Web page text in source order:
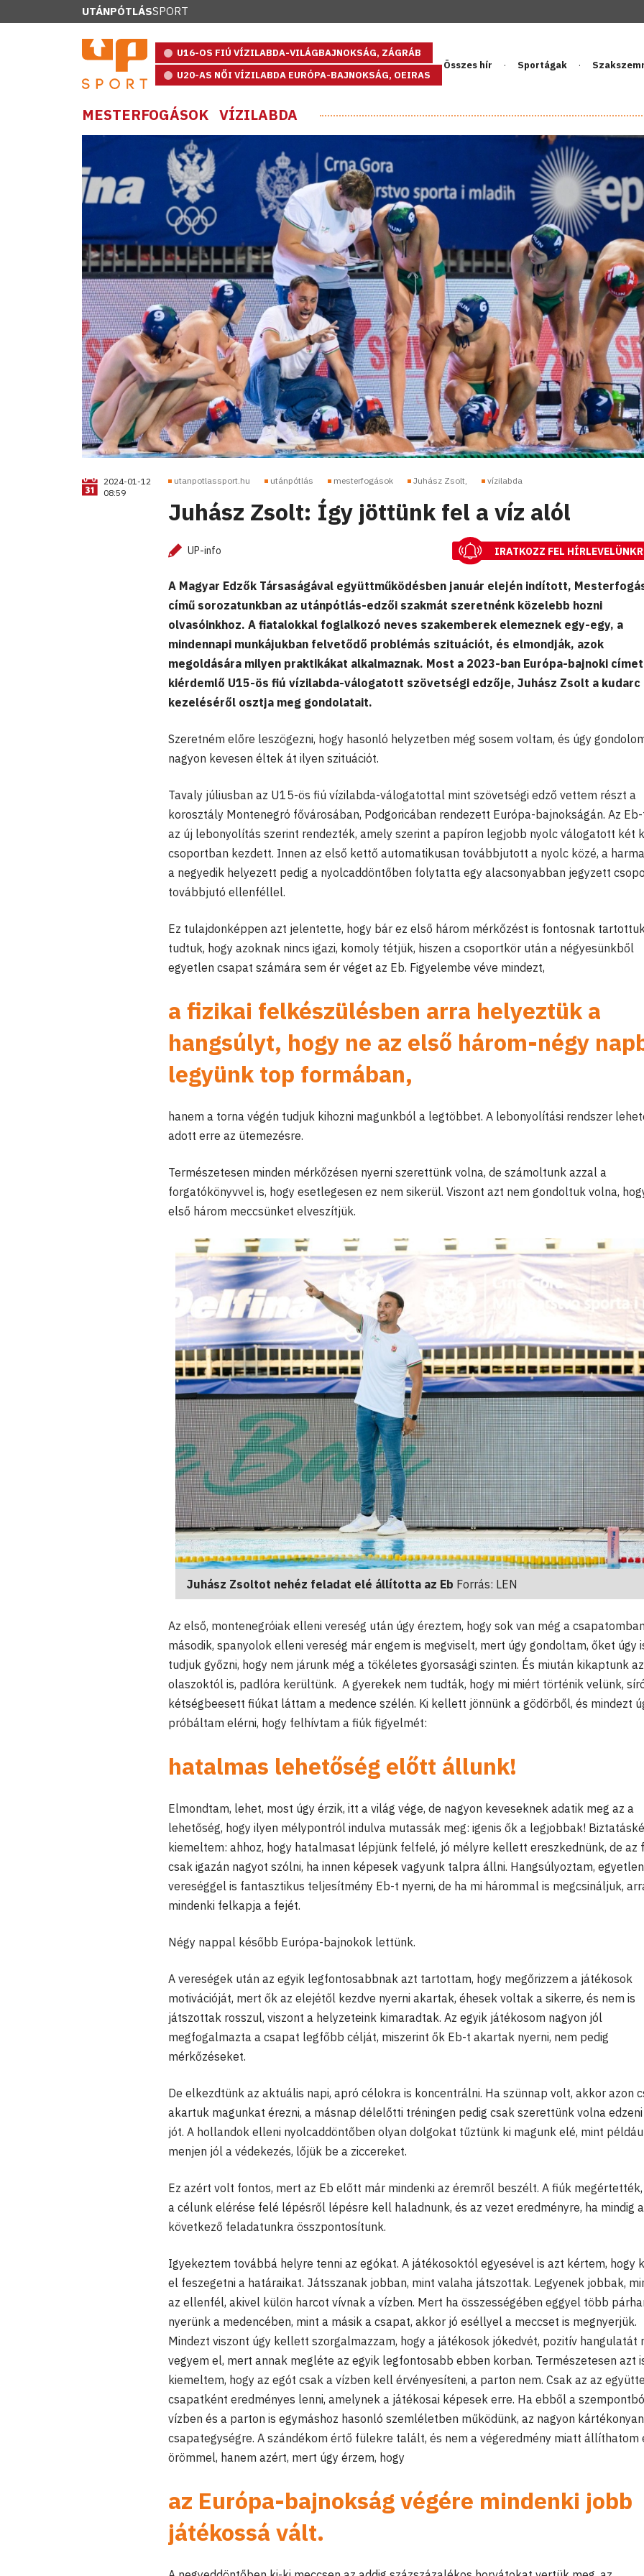
UTÁNPÓTLÁSSPORT
U16-OS FIÚ VÍZILABDA-VILÁGBAJNOKSÁG, ZÁGRÁB
U20-AS NŐI VÍZILABDA EURÓPA-BAJNOKSÁG, OEIRAS
Összes hír Sportágak
MESTERFOGÁSOK VÍZILABDA
2024-01-12
08:59
utanpotlassport.hu utánpótlás mesterfogások Juhász Zsolt, vízilabda
Juhász Zsolt: Így jöttünk fel a víz alól
UP-info IRATKOZZ FEL
A Magyar Edzők Társaságával együttműködésben január elején indított,
című sorozatunkban az utánpótlás-edzői szakmát szeretnénk közelebb hozni
olvasóinkhoz. A fiatalokkal foglalkozó neves szakemberek elemeznek egy-egy, a
mindennapi munkájukban felvetődő problémás szituációt, és elmondják, azok
megoldására milyen praktikákat alkalmaznak. Most a 2023-ban Európa-bajnoki címet
kiérdemlő U15-ös fiú vízilabda-válogatott szövetségi edzője, Juhász Zsolt a kudarc
kezeléséről osztja meg gondolatait.
Szeretném előre leszögezni, hogy hasonló helyzetben még sosem voltam, és úgy
nagyon kevesen éltek át ilyen szituációt.
Tavaly júliusban az U15-ös fiú vízilabda-válogatottal mint szövetségi edző vettem részt a
korosztály Montenegró fővárosában, Podgoricában rendezett Európa-bajnokságán. Az
az új lebonyolítás szerint rendezték, amely szerint a papíron legjobb nyolc válogatott két
csoportban kezdett. Innen az első kettő automatikusan továbbjutott a nyolc közé, a
a negyedik helyezett pedig a nyolcaddöntőben folytatta egy alacsonyabban jegyzett
továbbjutó ellenféllel.
Ez tulajdonképpen azt jelentette, hogy bár ez első három mérkőzést is fontosnak
tudtuk, hogy azoknak nincs igazi, komoly tétjük, hiszen a csoportkör után a négyesünkből
egyetlen csapat számára sem ér véget az Eb. Figyelembe véve mindezt,
a fizikai felkészülésben arra helyeztük a
hangsúlyt, hogy ne az első három-négy
legyünk top formában,
hanem a torna végén tudjuk kihozni magunkból a legtöbbet. A lebonyolítási rendszer
adott erre az ütemezésre.
Természetesen minden mérkőzésen nyerni szerettünk volna, de számoltunk azzal a
forgatókönyvvel is, hogy esetlegesen ez nem sikerül. Viszont azt nem gondoltuk volna,
első három meccsünket elveszítjük.
Juhász Zsoltot nehéz feladat elé állította az Eb Forrás: LEN
Az első, montenegróiak elleni vereség után úgy éreztem, hogy sok van még a
második, spanyolok elleni vereség már engem is megviselt, mert úgy gondoltam, őket úgy
tudjuk győzni, hogy nem járunk még a tökéletes gyorsasági szinten. És miután kikaptunk az
olaszoktól is, padlóra kerültünk. A gyerekek nem tudták, hogy mi miért történik velünk,
kétségbeesett fiúkat láttam a medence szélén. Ki kellett jönnünk a gödörből, és mindezt
próbáltam elérni, hogy felhívtam a fiúk figyelmét:
hatalmas lehetőség előtt állunk!
Elmondtam, lehet, most úgy érzik, itt a világ vége, de nagyon keveseknek adatik meg az a
lehetőség, hogy ilyen mélypontról indulva mutassák meg: igenis ők a legjobbak!
kiemeltem: ahhoz, hogy hatalmasat lépjünk felfelé, jó mélyre kellett ereszkednünk, de az
csak igazán nagyot szólni, ha innen képesek vagyunk talpra állni. Hangsúlyoztam, egyetlen
vereséggel is fantasztikus teljesítmény Eb-t nyerni, de ha mi hárommal is megcsináljuk,
mindenki felkapja a fejét.
Négy nappal később Európa-bajnokok lettünk.
A vereségek után az egyik legfontosabbnak azt tartottam, hogy megőrizzem a játékosok
motivációját, mert ők az elejétől kezdve nyerni akartak, éhesek voltak a sikerre, és nem is
játszottak rosszul, viszont a helyzeteink kimaradtak. Az egyik játékosom nagyon jól
megfogalmazta a csapat legfőbb célját, miszerint ők Eb-t akartak nyerni, nem pedig
mérkőzéseket.
De elkezdtünk az aktuális napi, apró célokra is koncentrálni. Ha szünnap volt, akkor azon
akartuk magunkat érezni, a másnap délelőtti tréningen pedig csak szerettünk volna
jót. A hollandok elleni nyolcaddöntőben olyan dolgokat tűztünk ki magunk elé, mint
menjen jól a védekezés, lőjük be a ziccereket.
Ez azért volt fontos, mert az Eb előtt már mindenki az éremről beszélt. A fiúk
a célunk elérése felé lépésről lépésre kell haladnunk, és az vezet eredményre, ha mindig a
következő feladatunkra összpontosítunk.
Igyekeztem továbbá helyre tenni az egókat. A játékosoktól egyesével is azt kértem, hogy
el feszegetni a határaikat. Játsszanak jobban, mint valaha játszottak. Legyenek jobbak,
az ellenfél, akivel külön harcot vívnak a vízben. Mert ha összességében eggyel több
nyerünk a medencében, mint a másik a csapat, akkor jó eséllyel a meccset is megnyerjük.
Mindezt viszont úgy kellett szorgalmazzam, hogy a játékosok jókedvét, pozitív hangulatát
vegyem el, mert annak megléte az egyik legfontosabb ebben korban. Természetesen azt
kiemeltem, hogy az egót csak a vízben kell érvényesíteni, a parton nem. Csak az az
csapatként eredményes lenni, amelynek a játékosai képesek erre. Ha ebből a
vízben és a parton is egymáshoz hasonló szemléletben működünk, az nagyon
csapategységre. A szándékom értő fülekre talált, és nem a végeredmény miatt állíthatom
örömmel, hanem azért, mert úgy érzem, hogy
az Európa-bajnokság végére mindenki jobb
játékossá vált.